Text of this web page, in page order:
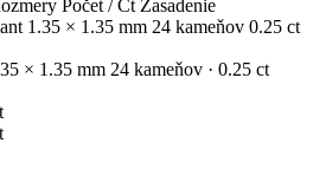
Počet / Ct Zasadenie
1.35 × 1.35 mm 24 kameňov 0.25 ct
× 1.35 mm 24 kameňov · 0.25 ct